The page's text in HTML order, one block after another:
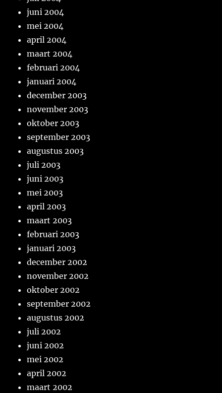
juni 2004
mei 2004
april 2004
maart 2004
februari 2004
januari 2004
december 2003
november 2003
oktober 2003
september 2003
augustus 2003
juli 2003
juni 2003
mei 2003
april 2003
maart 2003
februari 2003
januari 2003
december 2002
november 2002
oktober 2002
september 2002
augustus 2002
juli 2002
juni 2002
mei 2002
april 2002
maart 2002